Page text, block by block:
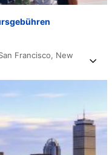
Francisco, New